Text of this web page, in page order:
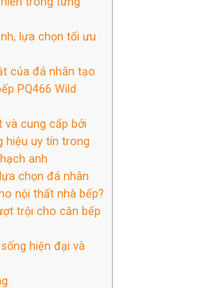
lựa chọn tối ưu
của đá nhân tạo
PQ466 Wild
và cung cấp bởi
hiệu uy tín trong
anh
chọn đá nhân
nội thất nhà bếp?
trội cho căn bếp
hiện đại và